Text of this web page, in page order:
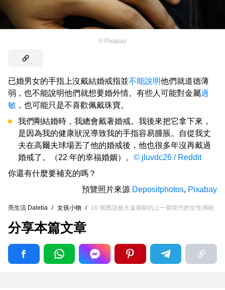
© Pixabay
已婚男女的手指上沒戴結婚戒指並不能說明他們就道德薄
弱，也不能說明他們就想要婚外情。有些人可能對金屬過
敏 ，也可能只是不喜歡佩戴珠寶。
我們剛結婚時，我總會戴著婚戒。我後來把它拿下來，
是因為我的健康狀況導致我的手指容易腫脹。自從我丈
夫在高爾夫球場丟了他的婚戒後，他也很多年沒再戴過
婚戒了。（22 年的幸福婚姻）。 © jluvdc26 / Reddit
你還有什麼要補充的嗎？
預覽照片來源 Depositphotos, Pixabay
亮生活 Daleba / 女孩小物 / 16 個應該被永遠拋卻的上一個世代的女性傳統
分享本篇文章